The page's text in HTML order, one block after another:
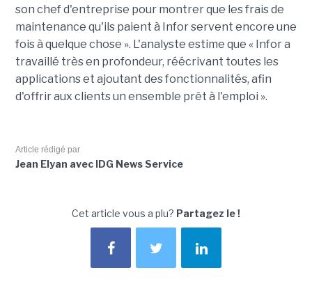
son chef d'entreprise pour montrer que les frais de
maintenance qu'ils paient à Infor servent encore une
fois à quelque chose ». L'analyste estime que « Infor a
travaillé très en profondeur, réécrivant toutes les
applications et ajoutant des fonctionnalités, afin
d'offrir aux clients un ensemble prêt à l'emploi ».
Article rédigé par
Jean Elyan avec IDG News Service
Cet article vous a plu? Partagez le !